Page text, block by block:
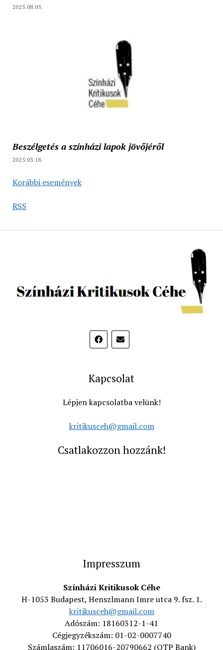
2025.08.05.
Beszélgetés a színházi lapok jövőjéről
2025.03.18.
Korábbi események
RSS
Kapcsolat
Lépjen kapcsolatba velünk!
kritikusceh@gmail.com
Csatlakozzon hozzánk!
Impresszum
Színházi Kritikusok Céhe
H-1053 Budapest, Henszlmann Imre utca 9. fsz. 1.
kritikusceh@gmail.com
Adószám: 18160312-1-41
Cégjegyzékszám: 01-02-0007740
Számlaszám: 11706016-20790662 (OTP Bank)